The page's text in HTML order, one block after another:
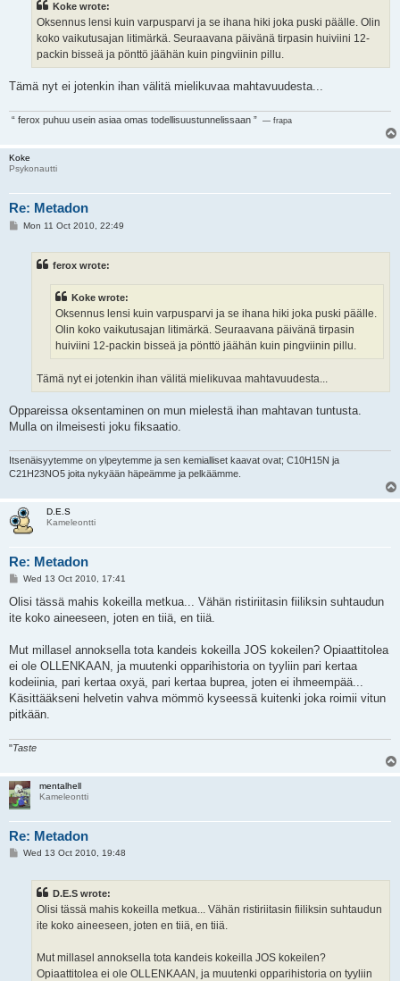
Koke wrote:
Oksennus lensi kuin varpusparvi ja se ihana hiki joka puski päälle. Olin
koko vaikutusajan litimärkä. Seuraavana päivänä tirpasin huiviini 12-
packin bisseä ja pönttö jäähän kuin pingviinin pillu.
Tämä nyt ei jotenkin ihan välitä mielikuvaa mahtavuudesta...
“ ferox puhuu usein asiaa omas todellisuustunnelissaan ” — frapa
Koke
Psykonautti
Re: Metadon
PMon 11 Oct 2010, 22:49
ferox wrote:
Koke wrote:
Oksennus lensi kuin varpusparvi ja se ihana hiki joka puski päälle.
Olin koko vaikutusajan litimärkä. Seuraavana päivänä tirpasin
huiviini 12-packin bisseä ja pönttö jäähän kuin pingviinin pillu.
Tämä nyt ei jotenkin ihan välitä mielikuvaa mahtavuudesta...
Oppareissa oksentaminen on mun mielestä ihan mahtavan tuntusta.
Mulla on ilmeisesti joku fiksaatio.
Itsenäisyytemme on ylpeytemme ja sen kemialliset kaavat ovat; C10H15N ja
C21H23NO5 joita nykyään häpeämme ja pelkäämme.
D.E.S
Kameleontti
Re: Metadon
P
s
Wed 13 Oct 2010, 17:41
Olisi tässä mahis kokeilla metkua... Vähän ristiriitasin fiiliksin suhtaudun
ite koko aineeseen, joten en tiiä, en tiiä.
Mut millasel annoksella tota kandeis kokeilla JOS kokeilen? Opiaattitolea
ei ole OLLENKAAN, ja muutenki opparihistoria on tyyliin pari kertaa
kodeiinia, pari kertaa oxyä, pari kertaa buprea, joten ei ihmeempää...
Käsittääkseni helvetin vahva mömmö kyseessä kuitenki joka roimii vitun
pitkään.
"Taste
mentalhell
Kameleontti
Re: Metadon
PWed 13 Oct 2010, 19:48
D.E.S wrote:
Olisi tässä mahis kokeilla metkua... Vähän ristiriitasin fiiliksin suhtaudun
ite koko aineeseen, joten en tiiä, en tiiä.
Mut millasel annoksella tota kandeis kokeilla JOS kokeilen?
Opiaattitolea ei ole OLLENKAAN, ja muutenki opparihistoria on tyyliin